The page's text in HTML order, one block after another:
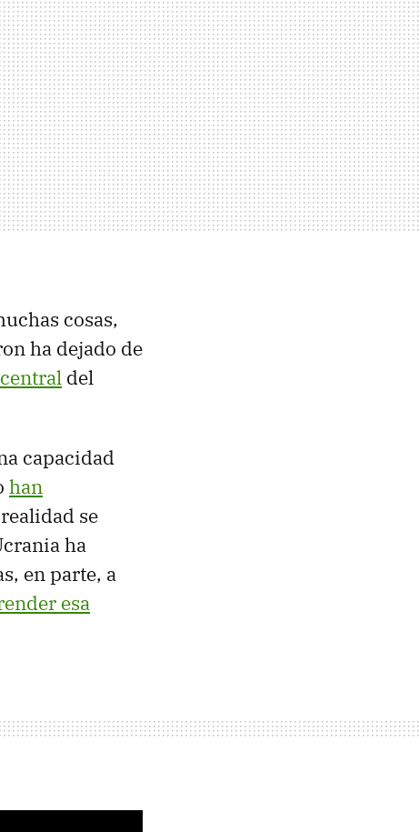
cosas,
ha dejado de
del
capacidad
han
se
ha
en parte, a
esa